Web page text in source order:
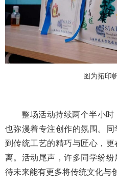
图为拓印
整场活动持续两个半小时
也弥漫着专注创作的氛围。
到传统工艺的精巧与匠心，
离。活动尾声，许多同学纷
待未来能有更多将传统文化与